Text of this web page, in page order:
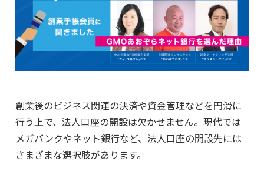
創業後のビジネス関連の決済や資金管理などを円滑に
行う上で、法人口座の開設は欠かせません。現代では
メガバンクやネット銀行など、法人口座の開設先には
さまざまな選択肢があります。